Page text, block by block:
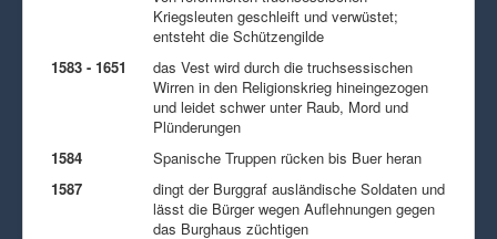
Kriegsleuten geschleift und verwüstet;
entsteht die Schützengilde
1583 - 1651
das Vest wird durch die truchsessischen
Wirren in den Religionskrieg hineingezogen
und leidet schwer unter Raub, Mord und
Plünderungen
1584
Spanische Truppen rücken bis Buer heran
1587
dingt der Burggraf ausländische Soldaten und
lässt die Bürger wegen Auflehnungen gegen
das Burghaus züchtigen